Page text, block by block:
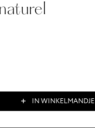
IN WINKELMANDJE